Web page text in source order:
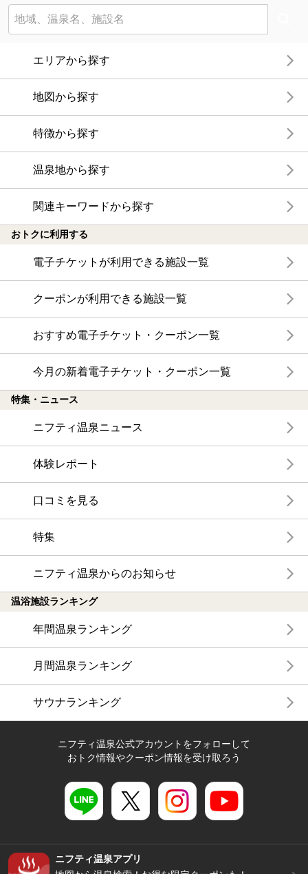
カラン：６席程、仕切りあり。
サウナ：2段席６人サイズながらTVあり。
浴槽：横広の主浴と小柄な水風呂。
湯は薄褐色していて、浴槽タイルも薄茶に染まる。
アパ高崎駅前温泉
玄要の湯
600㍍掘削
加温、無加水、循環濾過、塩素
H16年8月16日決定
1991年開業
14H261218木晴初入浴
エリアから探す
地図から探す
特徴から探す
温泉地から探す
関連キーワードから探す
おトクに利用する
電子チケットが利用できる施設一覧
クーポンが利用できる施設一覧
おすすめ電子チケット・クーポン一覧
今月の新着電子チケット・クーポン一覧
特集・ニュース
ニフティ温泉ニュース
体験レポート
口コミを見る
特集
ニフティ温泉からのお知らせ
温浴施設ランキング
年間温泉ランキング
月間温泉ランキング
サウナランキング
ニフティ温泉公式アカウントをフォローして
おトク情報やクーポン情報を受け取ろう
ニフティ温泉アプリ